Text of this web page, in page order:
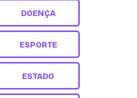
DOENÇA
ESPORTE
ESTADO